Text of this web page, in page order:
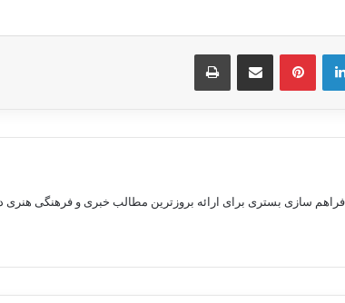
لینکدین پینترستاشتراک گذاری از طریق ایمیل چاپ
سلام، از سال 1398 با هدف فراهم سازی بستری برای ارائه بروزترین مطالب خبری و